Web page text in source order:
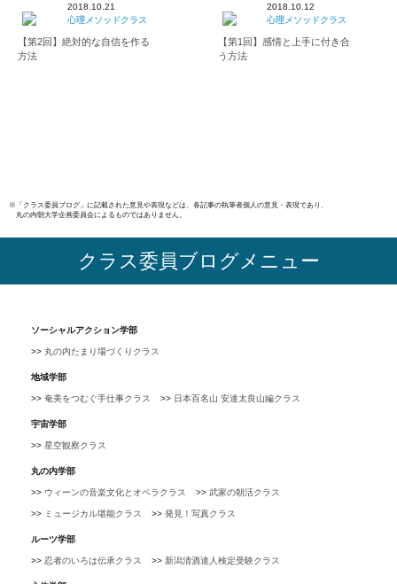
2018.10.21
心理メソッドクラス
【第2回】絶対的な自信を作る
方法
2018.10.12
心理メソッドクラス
【第1回】感情と上手に付き合
う方法
※「クラス委員ブログ」に記載された意見や表現などは、各記事の執筆者個人の意見・表現であり、
丸の内朝大学企画委員会によるものではありません。
クラス委員ブログメニュー
ソーシャルアクション学部
丸の内たまり場づくりクラス
地域学部
奄美をつむぐ手仕事クラス 日本百名山 安達太良山編クラス
宇宙学部
星空観察クラス
丸の内学部
ウィーンの音楽文化とオペラクラス 武家の朝活クラス
ミュージカル堪能クラス 発見！写真クラス
ルーツ学部
忍者のいろは伝承クラス 新潟清酒達人検定受験クラス